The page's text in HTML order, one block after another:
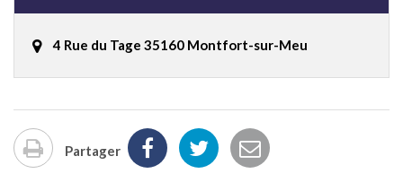
4 Rue du Tage 35160 Montfort-sur-Meu
Imprimer
Partager